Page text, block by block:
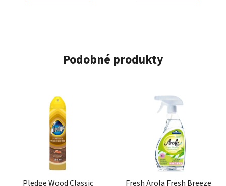
Podobné produkty
Pledge Wood Classic
Fresh Arola Fresh Breeze